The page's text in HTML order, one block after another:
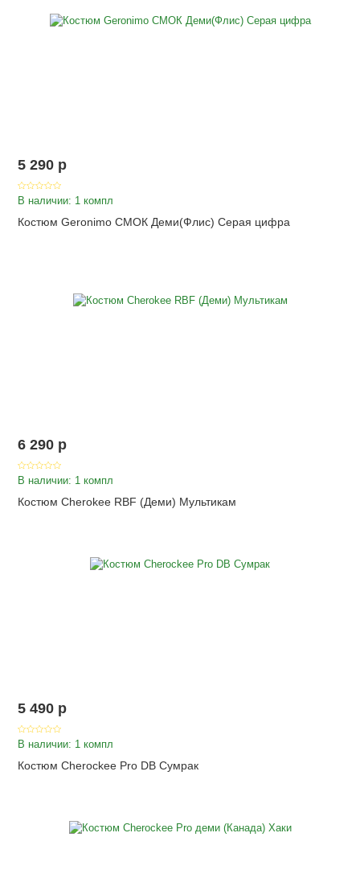
5 290 p
В наличии: 1 компл
Костюм Geronimo СМОК Деми(Флис) Серая цифра
6 290 p
В наличии: 1 компл
Костюм Cherokee RBF (Деми) Мультикам
5 490 p
В наличии: 1 компл
Костюм Cherockee Pro DB Сумрак